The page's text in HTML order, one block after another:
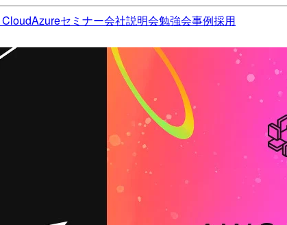
Azureセミナー会社説明会勉強会事例採用